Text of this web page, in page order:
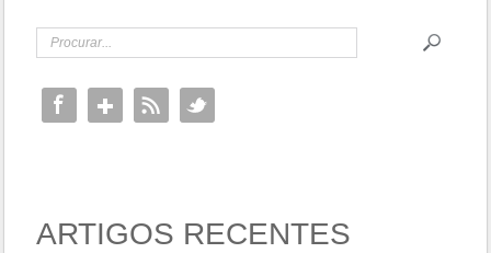
ARTIGOS RECENTES